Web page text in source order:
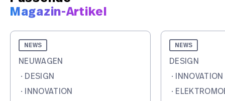
Magazin-Artikel
NEWS
NEUWAGEN
· DESIGN
· INNOVATION
NEWS
DESIGN
· INNOVATION
·